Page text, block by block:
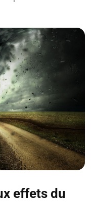
effets du